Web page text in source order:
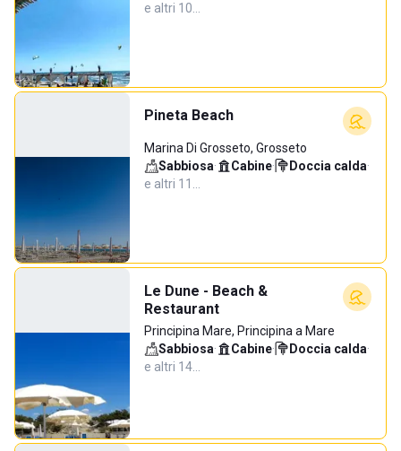
e altri 10…
Pineta Beach
Marina Di Grosseto, Grosseto
Sabbiosa· Cabine· Doccia calda·
e altri 11…
Le Dune - Beach &
Restaurant
Principina Mare, Principina a Mare
Sabbiosa· Cabine· Doccia calda·
e altri 14…